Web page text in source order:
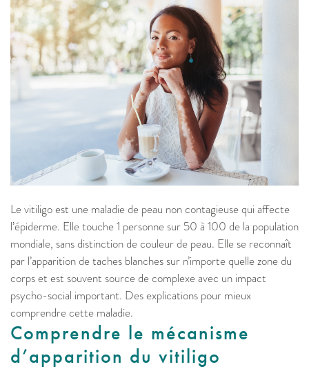
Le vitiligo est une maladie de peau non contagieuse qui affecte
l’épiderme. Elle touche 1 personne sur 50 à 100 de la population
mondiale, sans distinction de couleur de peau. Elle se reconnaît
par l’apparition de taches blanches sur n’importe quelle zone du
corps et est souvent source de complexe avec un impact
psycho-social important. Des explications pour mieux
comprendre cette maladie.
Comprendre le mécanisme
d’apparition du vitiligo